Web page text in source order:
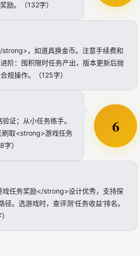
励。（132字）
，如道具换金币。注意手续费和
阶：囤积限时任务产出，版本更新后抛
规操作。（125字）
6
证；从小任务练手。
刷取<strong>游戏任务
）
戏任务奖励</strong>设计优秀，支持探
。选游戏时，查评测'任务收益'排名。